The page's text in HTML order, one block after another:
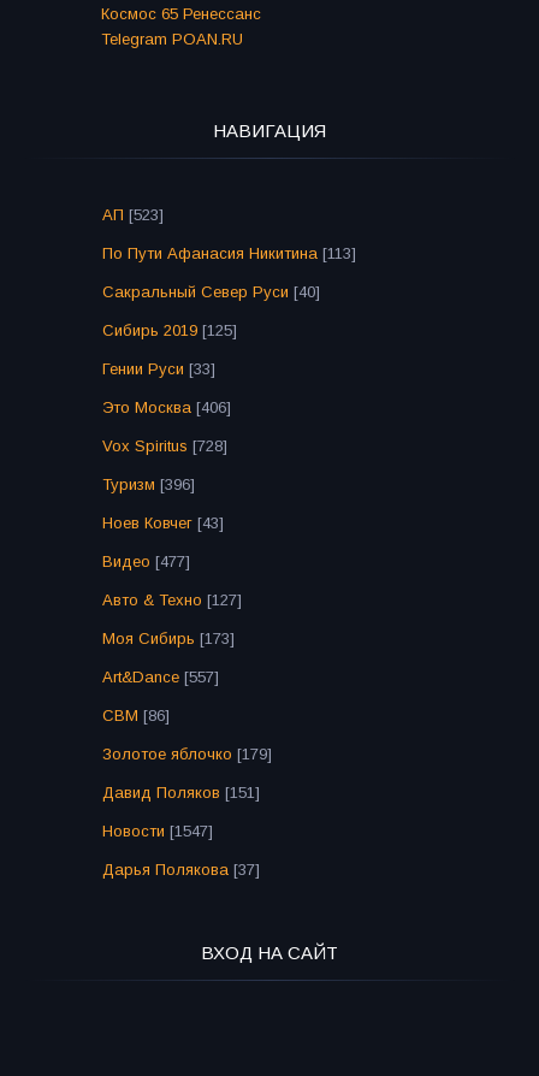
Космос 65 Ренессанс
Telegram POAN.RU
НАВИГАЦИЯ
АП [523]
По Пути Афанасия Никитина [113]
Сакральный Север Руси [40]
Сибирь 2019 [125]
Гении Руси [33]
Это Москва [406]
Vox Spiritus [728]
Туризм [396]
Ноев Ковчег [43]
Видео [477]
Авто & Техно [127]
Моя Сибирь [173]
Art&Dance [557]
СВМ [86]
Золотое яблочко [179]
Давид Поляков [151]
Новости [1547]
Дарья Полякова [37]
ВХОД НА САЙТ